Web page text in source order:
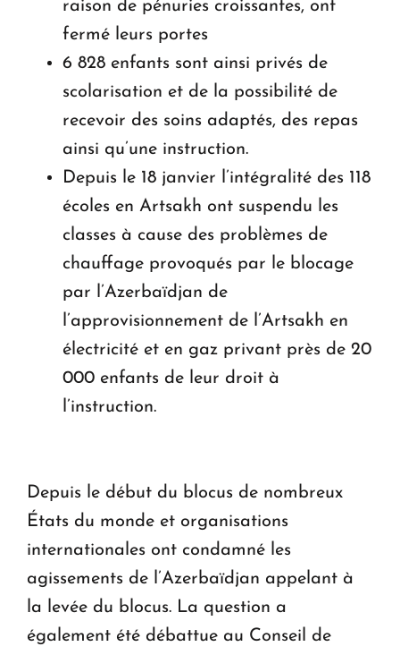
raison de pénuries croissantes, ont
fermé leurs portes
6 828 enfants sont ainsi privés de
scolarisation et de la possibilité de
recevoir des soins adaptés, des repas
ainsi qu’une instruction.
Depuis le 18 janvier l’intégralité des 118
écoles en Artsakh ont suspendu les
classes à cause des problèmes de
chauffage provoqués par le blocage
par l’Azerbaïdjan de
l’approvisionnement de l’Artsakh en
électricité et en gaz privant près de 20
000 enfants de leur droit à
l’instruction.
Depuis le début du blocus de nombreux
États du monde et organisations
internationales ont condamné les
agissements de l’Azerbaïdjan appelant à
la levée du blocus. La question a
également été débattue au Conseil de